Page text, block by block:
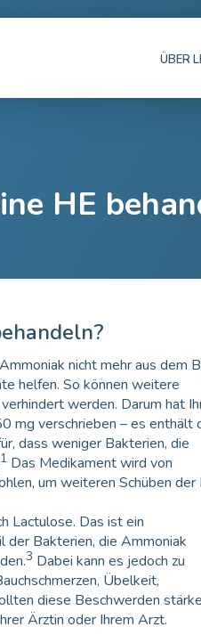
ÜBER
HE
nicht mehr aus dem
helfen. So können weitere
werden. Darum hat
mg verschrieben – es enthält
dass weniger Bakterien, die
1 Das Medikament wird von
um weiteren Schüben der
Lactulose. Das ist ein
der Bakterien, die Ammoniak
3 Dabei kann es jedoch zu
Übelkeit,
diese Beschwerden
Ärztin oder Ihrem Arzt.